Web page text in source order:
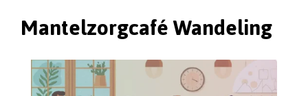
Mantelzorgcafé Wandeling